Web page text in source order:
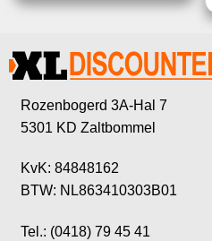
Rozenbogerd 3A-Hal 7
5301 KD Zaltbommel
KvK: 84848162
BTW: NL863410303B01
Tel.: (0418) 79 45 41